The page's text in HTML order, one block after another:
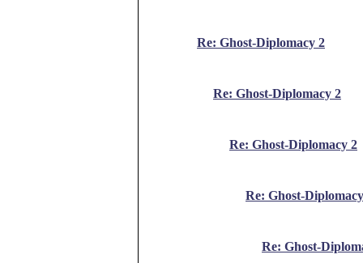
Re: Ghost-Diplomacy 2
Re: Ghost-Diplomacy 2
Re: Ghost-Diplomacy 2
Re: Ghost-
Re: Ghost-